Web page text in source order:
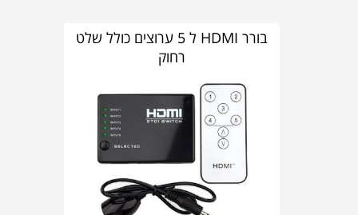
בורר HDMI ל 5 ערוצים כולל שלט
רחוק